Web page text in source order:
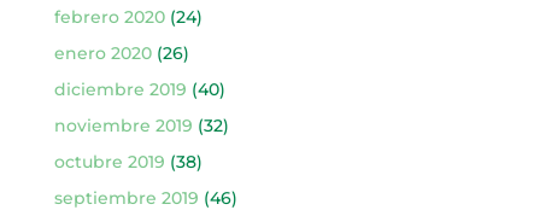
febrero 2020(24)
enero 2020(26)
diciembre 2019 (40)
noviembre 2019 (32)
octubre 2019 (38)
septiembre 2019 (46)